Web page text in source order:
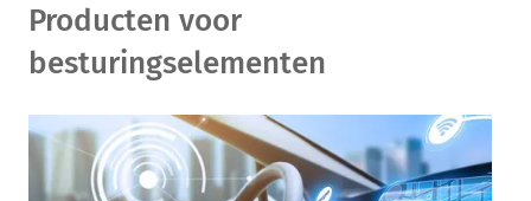
Producten voor
besturingselementen